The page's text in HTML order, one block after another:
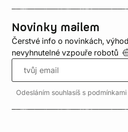
Novinky mailem
Čerstvé info o novinkách,
nevyhnutelné vzpouře robotů
Odesláním souhlasíš s